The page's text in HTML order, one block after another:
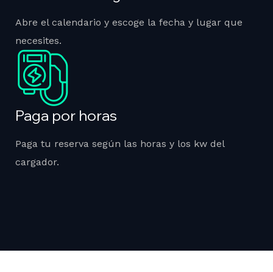
Abre el calendario y escoge la fecha y lugar que
necesites.
Paga por horas
Paga tu reserva según las horas y los kw del
cargador.